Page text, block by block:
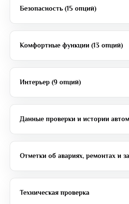
Безопасность (15 опций)
Комфортные функции (13 опций)
Интерьер (9 опций)
Данные проверки и истории
Отметки об авариях, ремонтах и
Техническая проверка